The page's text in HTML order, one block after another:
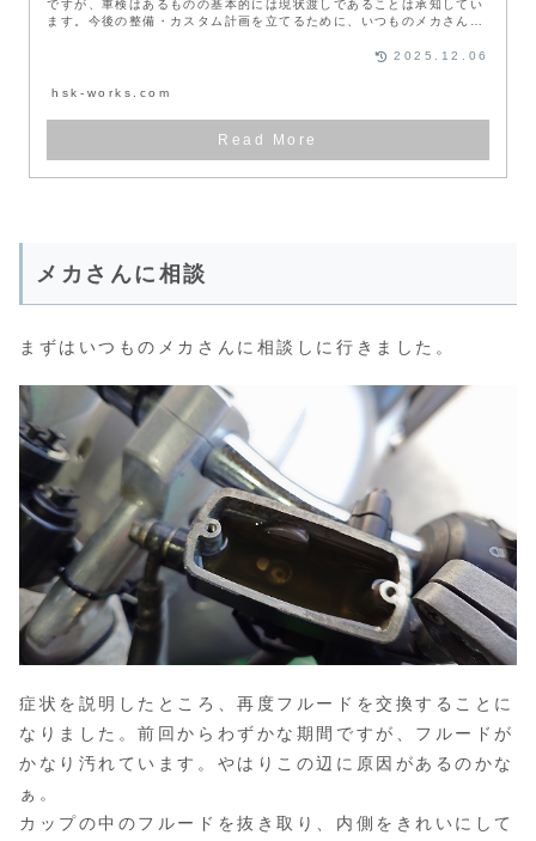
ですが、車検はあるものの基本的には現状渡しであることは承知してい
ます。今後の整備・カスタム計画を立てるために、いつものメカさん
hsk-works.com
2025.12.06
メカさんに相談
まずはいつものメカさんに相談しに行きました。
症状を説明したところ、再度フルードを交換することに
なりました。前回からわずかな期間ですが、フルードが
かなり汚れています。やはりこの辺に原因があるのかな
ぁ。
カップの中のフルードを抜き取り、内側をきれいにして